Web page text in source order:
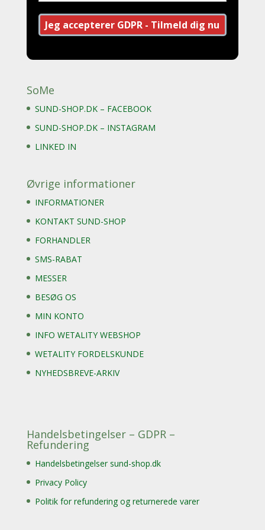
SoMe
SUND-SHOP.DK – FACEBOOK
SUND-SHOP.DK – INSTAGRAM
LINKED IN
Øvrige informationer
INFORMATIONER
KONTAKT SUND-SHOP
FORHANDLER
SMS-RABAT
MESSER
BESØG OS
MIN KONTO
INFO WETALITY WEBSHOP
WETALITY FORDELSKUNDE
NYHEDSBREVE-ARKIV
Handelsbetingelser – GDPR –
Refundering
Handelsbetingelser sund-shop.dk
Privacy Policy
Politik for refundering og returnerede varer